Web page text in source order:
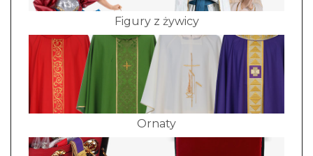
Figury z żywicy
Ornaty